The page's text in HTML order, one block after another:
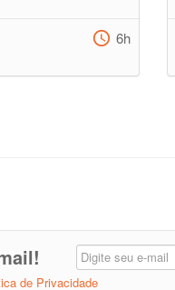
6h
de Privacidade